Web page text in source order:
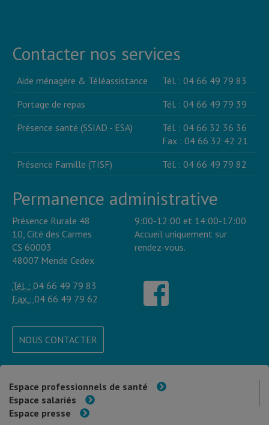
Contacter nos services
Aide ménagère & Téléassistance
Tél. : 04 66 49 79 83
Portage de repas
Tél. : 04 66 49 79 39
Présence santé (SSIAD - ESA)
Tél. : 04 66 32 36 36
Fax : 04 66 32 42 21
Présence Famille (TISF)
Tél. : 04 66 49 79 82
Permanence administrative
Présence Rurale 48
10, Cité des Carmes
CS 60003
48007 Mende Cedex
9:00-12:00 et 14:00-17:00
Accueil uniquement sur
rendez-vous.
Tél. : 04 66 49 79 83
Fax : 04 66 49 79 62
NOUS CONTACTER
Espace professionnels de santé
Espace salariés
Espace presse